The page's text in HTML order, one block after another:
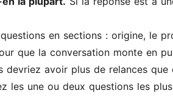
en sections : origine, le
que la conversation monte en
devriez avoir plus de relances
les une ou deux questions les